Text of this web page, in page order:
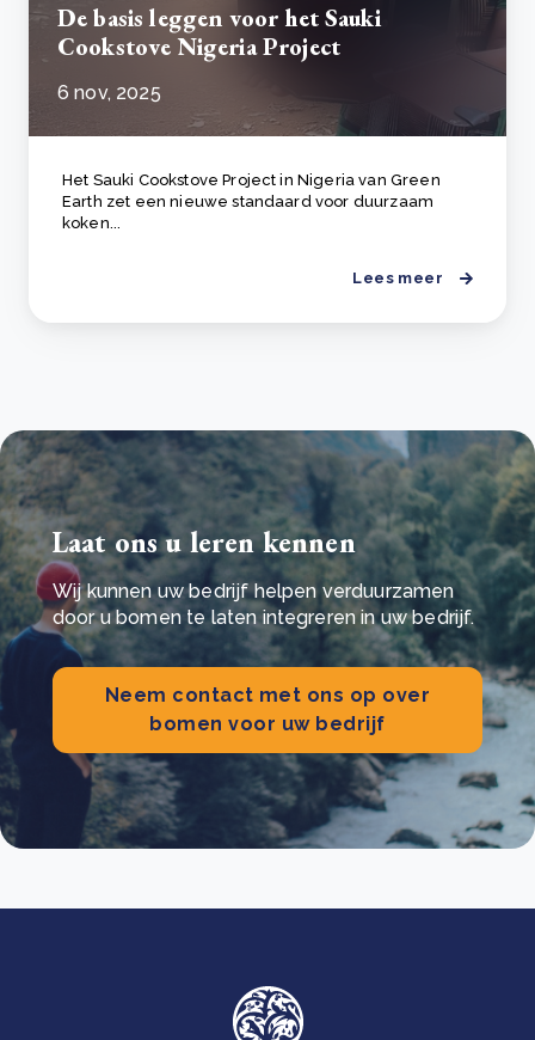
De basis leggen voor het Sauki
Cookstove Nigeria Project
6 nov, 2025
Het Sauki Cookstove Project in Nigeria van Green
Earth zet een nieuwe standaard voor duurzaam
koken...
Lees meer
Laat ons u leren kennen
Wij kunnen uw bedrijf helpen verduurzamen
door u bomen te laten integreren in uw bedrijf.
Neem contact met ons op over
bomen voor uw bedrijf